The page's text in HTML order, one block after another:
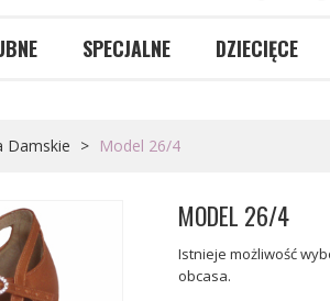
SPECJALNE DZIECIĘCE
Damskie > Model 26/4
MODEL 26/4
Istnieje możliwość
obcasa.